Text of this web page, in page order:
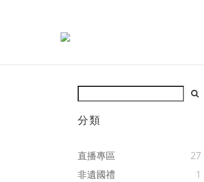
分類
直播專區
27
非遺國禮
1